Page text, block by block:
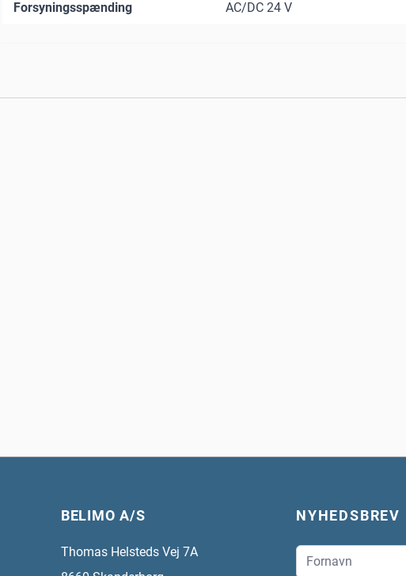
Forsyningsspænding AC/DC 24 V
BELIMO A/S
Thomas Helsteds Vej 7A
NYHEDSBREV